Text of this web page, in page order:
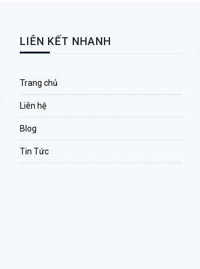
LIÊN KẾT NHANH
Trang chủ
Liên hệ
Blog
Tin Tức